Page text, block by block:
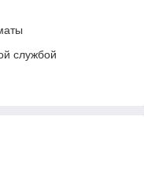
службой